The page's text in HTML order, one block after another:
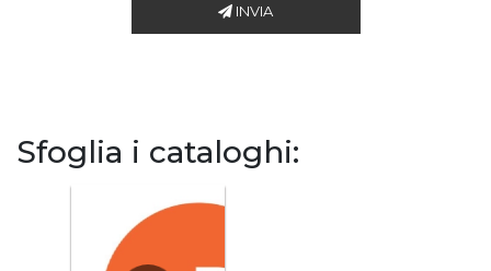
INVIA
Sfoglia i cataloghi: